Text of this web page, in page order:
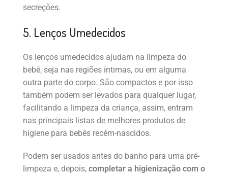
secreções.
5. Lenços Umedecidos
Os lenços umedecidos ajudam na limpeza do
bebê, seja nas regiões íntimas, ou em alguma
outra parte do corpo. São compactos e por isso
também podem ser levados para qualquer lugar,
facilitando a limpeza da criança, assim, entram
nas principais listas de melhores produtos de
higiene para bebês recém-nascidos.
Podem ser usados antes do banho para uma pré-
limpeza e, depois, completar a higienização com o